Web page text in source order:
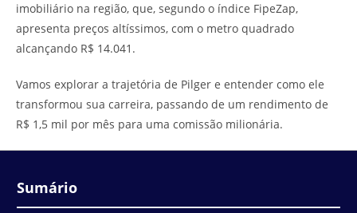
imobiliário na região, que, segundo o índice FipeZap,
apresenta preços altíssimos, com o metro quadrado
alcançando R$ 14.041.
Vamos explorar a trajetória de Pilger e entender como ele
transformou sua carreira, passando de um rendimento de
R$ 1,5 mil por mês para uma comissão milionária.
Sumário